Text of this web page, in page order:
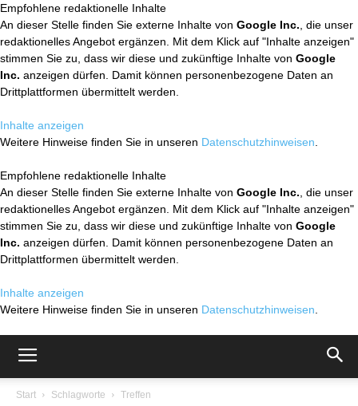
Empfohlene redaktionelle Inhalte
An dieser Stelle finden Sie externe Inhalte von Google Inc. , die unser
redaktionelles Angebot ergänzen. Mit dem Klick auf "Inhalte anzeigen"
stimmen Sie zu, dass wir diese und zukünftige Inhalte von Google
Inc. anzeigen dürfen. Damit können personenbezogene Daten an
Drittplattformen übermittelt werden.
Inhalte anzeigen
Weitere Hinweise finden Sie in unseren Datenschutzhinweisen
Empfohlene redaktionelle Inhalte
An dieser Stelle finden Sie externe Inhalte von Google Inc. , die unser
redaktionelles Angebot ergänzen. Mit dem Klick auf "Inhalte anzeigen"
stimmen Sie zu, dass wir diese und zukünftige Inhalte von Google
Inc. anzeigen dürfen. Damit können personenbezogene Daten an
Drittplattformen übermittelt werden.
Inhalte anzeigen
Weitere Hinweise finden Sie in unseren Datenschutzhinweisen
Start Schlagworte Treffen